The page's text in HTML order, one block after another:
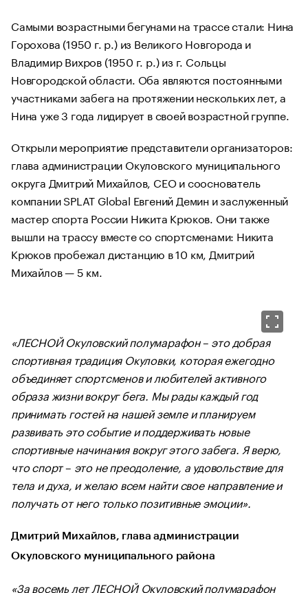
Самыми возрастными бегунами на трассе стали: Нина
Горохова (1950 г. р.) из Великого Новгорода и
Владимир Вихров (1950 г. р.) из г. Сольцы
Новгородской области. Оба являются постоянными
участниками забега на протяжении нескольких лет, а
Нина уже 3 года лидирует в своей возрастной группе.
Открыли мероприятие представители организаторов:
глава администрации Окуловского муниципального
округа Дмитрий Михайлов, CEO и сооснователь
компании SPLAT Global Евгений Демин и заслуженный
мастер спорта России Никита Крюков. Они также
вышли на трассу вместе со спортсменами: Никита
Крюков пробежал дистанцию в 10 км, Дмитрий
Михайлов — 5 км.
«ЛЕСНОЙ Окуловский полумарафон– это добрая
спортивная традиция Окуловки, которая ежегодно
объединяет спортсменов и любителей активного
образа жизни вокруг бега. Мы рады каждый год
принимать гостей на нашей земле и планируем
развивать это событие и поддерживать новые
спортивные начинания вокруг этого забега. Я верю,
что спорт– это не преодоление, а удовольствие для
тела и духа, и желаю всем найти свое направление и
получать от него только позитивные эмоции».
Дмитрий Михайлов, глава администрации
Окуловского муниципального района
«За восемь лет ЛЕСНОЙ Окуловский полумарафон